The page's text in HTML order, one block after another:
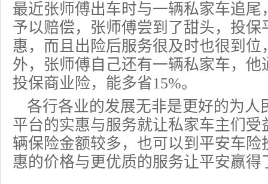
最近张师傅出车时与一辆私家车追
予以赔偿，张师傅尝到了甜头，投
惠，而且出险后服务很及时也很到
外，张师傅自己还有一辆私家车，他
投保商业险，能多省15%。
各行各业的发展无非是更好的为人
平台的实惠与服务就让私家车主们
辆保险金额较多，也可以到平安车
惠的价格与更优质的服务让平安赢得